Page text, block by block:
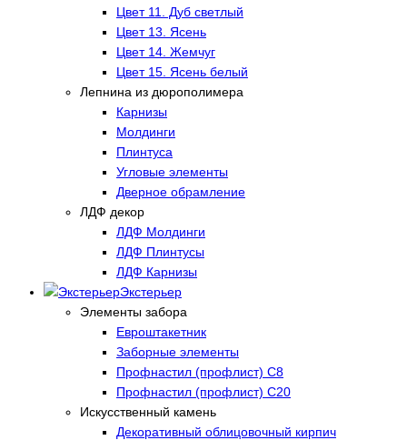
Цвет 11. Дуб светлый
Цвет 13. Ясень
Цвет 14. Жемчуг
Цвет 15. Ясень белый
Лепнина из дюрополимера
Карнизы
Молдинги
Плинтуса
Угловые элементы
Дверное обрамление
ЛДФ декор
ЛДФ Молдинги
ЛДФ Плинтусы
ЛДФ Карнизы
Экстерьер
Элементы забора
Евроштакетник
Заборные элементы
Профнастил (профлист) С8
Профнастил (профлист) С20
Искусственный камень
Декоративный облицовочный кирпич